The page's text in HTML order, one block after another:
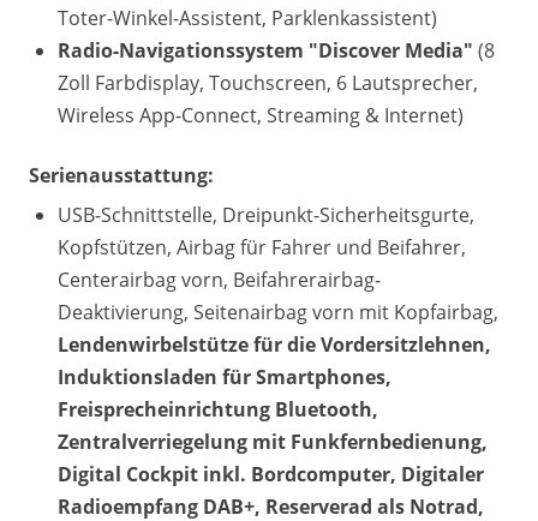
Toter-Winkel-Assistent, Parklenkassistent)
Radio-Navigationssystem "Discover Media" (8
Zoll Farbdisplay, Touchscreen, 6 Lautsprecher,
Wireless App-Connect, Streaming & Internet)
Serienausstattung:
USB-Schnittstelle, Dreipunkt-Sicherheitsgurte,
Kopfstützen, Airbag für Fahrer und Beifahrer,
Centerairbag vorn, Beifahrerairbag-
Deaktivierung, Seitenairbag vorn mit Kopfairbag,
Lendenwirbelstütze für die Vordersitzlehnen,
Induktionsladen für Smartphones,
Freisprecheinrichtung Bluetooth,
Zentralverriegelung mit Funkfernbedienung,
Digital Cockpit inkl. Bordcomputer, Digitaler
Radioempfang DAB+, Reserverad als Notrad,